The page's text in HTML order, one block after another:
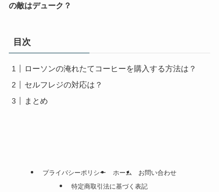
の敵はデューク？
目次
ローソンの淹れたてコーヒーを購入する方法は？
セルフレジの対応は？
まとめ
プライバシーポリシー ホーム
お問い合わせ
特定商取引法に基づく表記